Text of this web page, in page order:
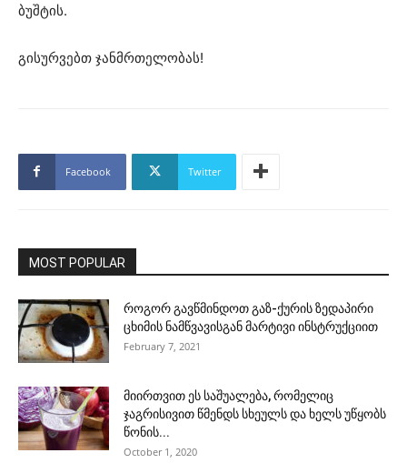
ბუშტის.
გისურვებთ ჯანმრთელობას!
Facebook Twitter
MOST POPULAR
როგორ გავწმინდოთ გაზ-ქურის ზედაპირი
ცხიმის ნამწვავისგან მარტივი ინსტრუქციით
February 7, 2021
მიირთვით ეს საშუალება, რომელიც
ჯაგრისივით წმენდს სხეულს და ხელს უწყობს
წონის...
October 1, 2020